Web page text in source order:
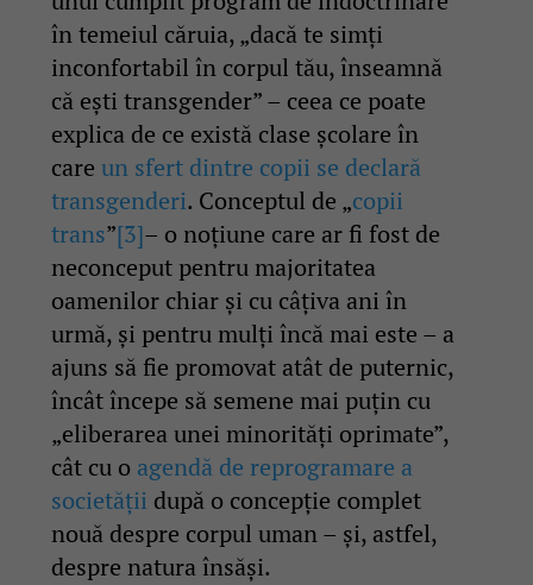
în temeiul căruia, „dacă te simți
inconfortabil în corpul tău, înseamnă
că ești transgender” – ceea ce poate
explica de ce există clase școlare în
careun sfert dintre copii se declară
transgenderi. Conceptul de „copii
trans”[3]– o noțiune care ar fi fost de
neconceput pentru majoritatea
oamenilor chiar și cu câțiva ani în
urmă, și pentru mulți încă mai este – a
ajuns să fie promovat atât de puternic,
încât începe să semene mai puțin cu
„eliberarea unei minorități oprimate”,
cât cu o agendă de reprogramare a
societății după o concepție complet
nouă despre corpul uman – și, astfel,
despre natura însăși.